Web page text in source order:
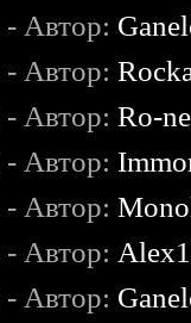
- Автор:
- Автор:
- Автор:Ro-
- Автор:
- Автор:
- Автор:
- Автор: